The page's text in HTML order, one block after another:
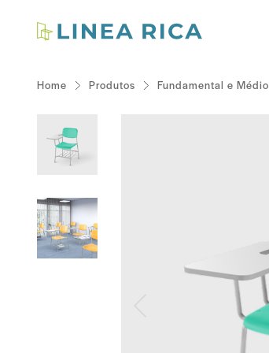
Home Produtos Fundamental e Médio